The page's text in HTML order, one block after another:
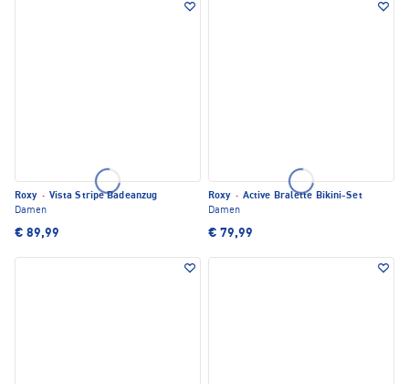
Roxy · Vista Stripe Badeanzug
Damen
€ 89,99
Roxy · Active Bralette Bikini-Set
Damen
€ 79,99